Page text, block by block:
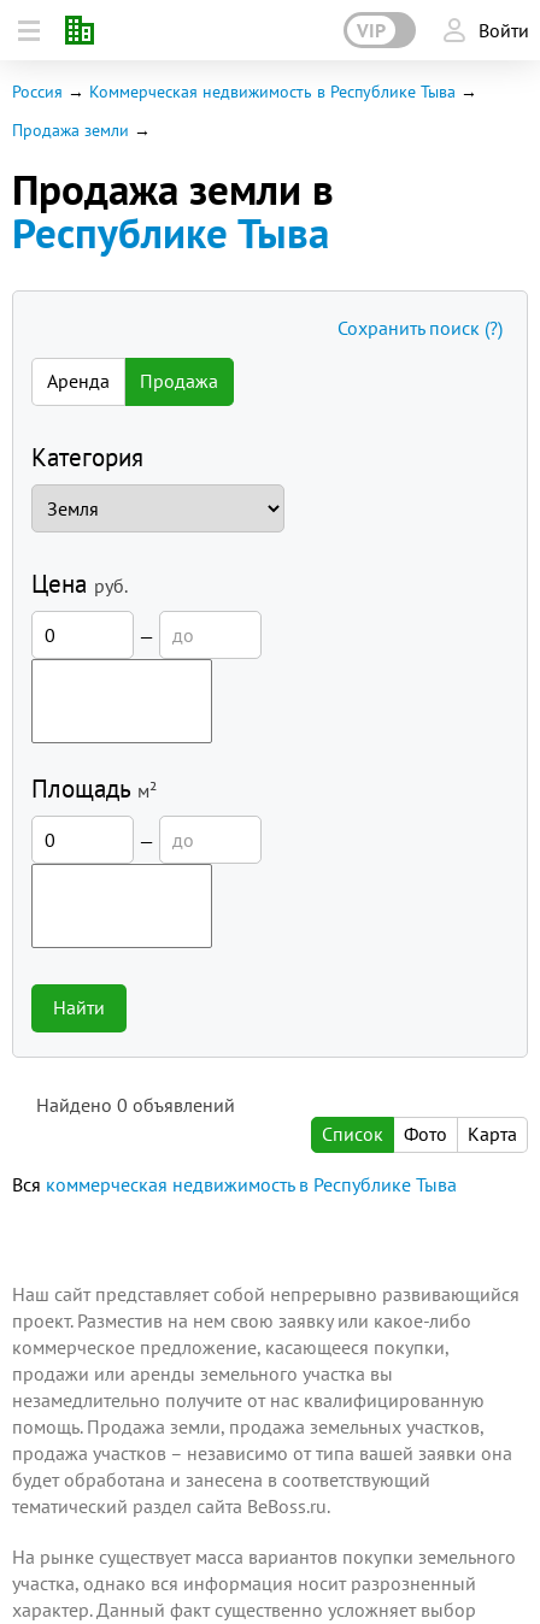
VIP Войти
Россия
Коммерческая недвижимость в Республике Тыва
Продажа земли
Продажа земли в
Республике Тыва
Аренда Продажа
Категория
Цена руб.
—
Площадь м²
—
Найти
Сохранить поиск (?)
Найдено 0 объявлений
Список
Фото Карта
Вся коммерческая недвижимость в Республике Тыва
Наш сайт представляет собой непрерывно развивающийся
проект. Разместив на нем свою заявку или какое-либо
коммерческое предложение, касающееся покупки,
продажи или аренды земельного участка вы
незамедлительно получите от нас квалифицированную
помощь. Продажа земли, продажа земельных участков,
продажа участков – независимо от типа вашей заявки она
будет обработана и занесена в соответствующий
тематический раздел сайта BeBoss.ru.
На рынке существует масса вариантов покупки земельного
участка, однако вся информация носит разрозненный
характер. Данный факт существенно усложняет выбор